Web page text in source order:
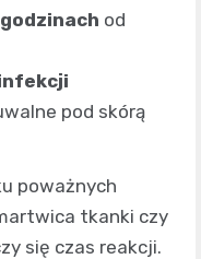
od
pod skórą
poważnych
tkanki czy
się czas reakcji.